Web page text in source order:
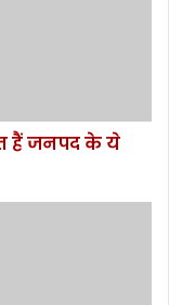
हैं जनपद के ये